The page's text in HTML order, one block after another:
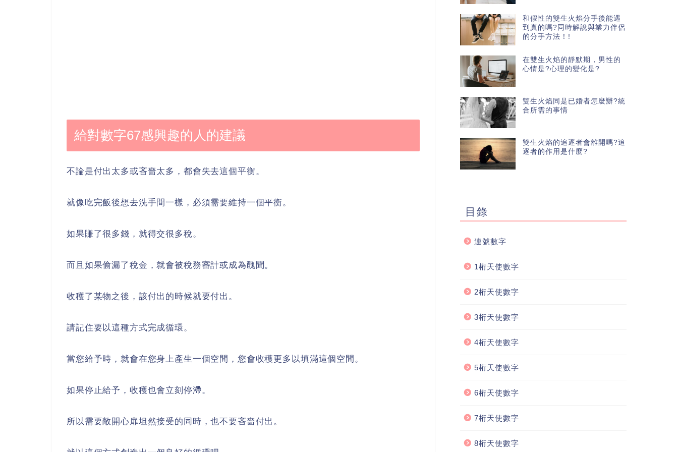
給對數字67感興趣的人的建議
不論是付出太多或吝嗇太多，都會失去這個平衡。
就像吃完飯後想去洗手間一樣，必須需要維持一個平衡。
如果賺了很多錢，就得交很多稅。
而且如果偷漏了稅金，就會被稅務審計或成為醜聞。
收穫了某物之後，該付出的時候就要付出。
請記住要以這種方式完成循環。
當您給予時，就會在您身上產生一個空間，您會收穫更多以填滿這個空間。
如果停止給予，收穫也會立刻停滯。
所以需要敞開心扉坦然接受的同時，也不要吝嗇付出。
和假性的雙生火焰分手後能遇
到真的嗎?同時解說與業力伴侶
的分手方法！!
在雙生火焰的靜默期，男性的
心情是?心理的變化是?
雙生火焰同是已婚者怎麼辦?統
合所需的事情
雙生火焰的追逐者會離開嗎?追
逐者的作用是什麼?
目錄
連號數字
1桁天使數字
2桁天使數字
3桁天使數字
4桁天使數字
5桁天使數字
6桁天使數字
7桁天使數字
8桁天使數字